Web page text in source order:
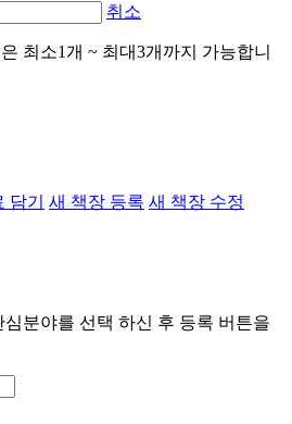
취소
최소1개 ~ 최대3개까지 가능합니
담기 새 책장 등록 새 책장 수정
분야를 선택 하신 후 등록 버튼을